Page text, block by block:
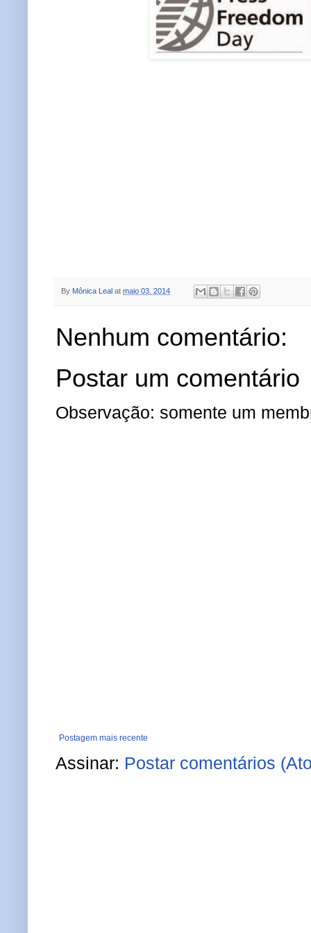
By Mônica Leal at maio 03, 2014
Nenhum comentário:
Postar um comentário
Observação: somente um
Postagem mais recente
Assinar: Postar comentários